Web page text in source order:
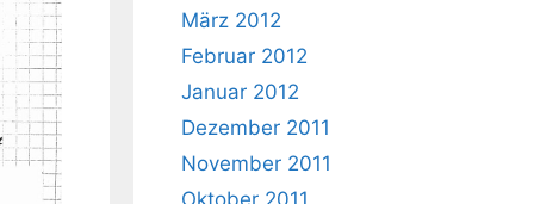
März 2012
Februar 2012
Januar 2012
Dezember 2011
November 2011
Oktober 2011